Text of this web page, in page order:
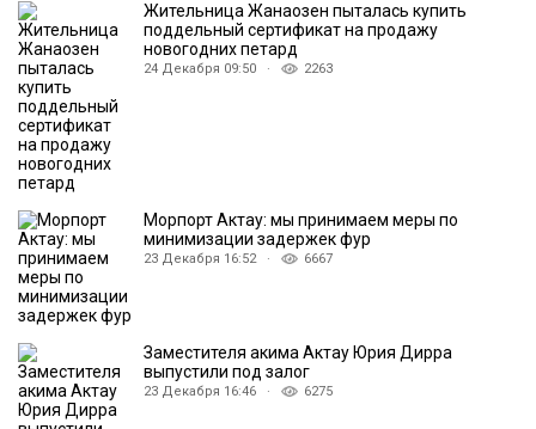
Жительница Жанаозен пыталась купить
поддельный сертификат на продажу
новогодних петард
24 Декабря 09:50 · 2263
Морпорт Актау: мы принимаем меры по
минимизации задержек фур
23 Декабря 16:52 · 6667
Заместителя акима Актау Юрия Дирра
выпустили под залог
23 Декабря 16:46 · 6275